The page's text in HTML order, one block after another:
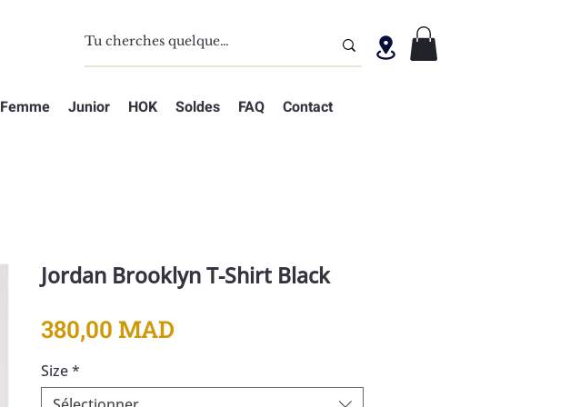
Femme Junior HOK Soldes FAQ Contact
Jordan Brooklyn T-Shirt Black
380,00 MAD
Size*